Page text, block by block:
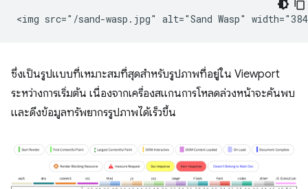
ซึ่งเป็นรูปแบบที่เหมาะสมที่สุดสำหรับรูปภาพที่อยู่ใน Viewport
ระหว่างการเริ่มต้น เนื่องจากเครื่องสแกนการโหลดล่วงหน้าจะค้นพบ
และดึงข้อมูลทรัพยากรรูปภาพได้เร็วขึ้น